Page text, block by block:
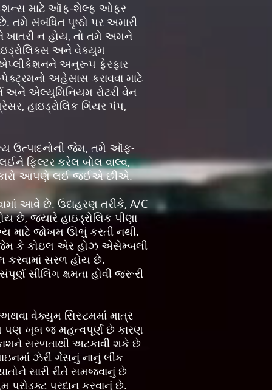
માટે ઑફ-શેલ્ફ ઓફર
તમે સંબંધિત પૃષ્ઠો પર અમારી
ખાતરી ન હોય, તો તમે અમને
અને વેક્યુમ
એપ્લીકેશનને અનુરૂપ ફેરફાર
અહેસાસ કરાવવા માટે
એલ્યુમિનિયમ રોટરી વેન
હાઇડ્રોલિક ગિયર પંપ,
ઉત્પાદનોની જેમ, તમે ઑફ-
ફિલ્ટર કરેલ બોલ વાલ્વ,
આપણે લઈ જઈએ છીએ.
આવે છે. ઉદાહરણ તરીકે, A/C
છે, જ્યારે હાઇડ્રોલિક પીણા
માટે જોખમ ઊભું કરતી નથી.
જેમ કે કોઇલ એર હોઝ એસેમ્બલી
સરળ હોય છે.
સીલિંગ ક્ષમતા હોવી જરૂરી
વેક્યુમ સિસ્ટમમાં માત્ર
પણ ખૂબ જ મહત્વપૂર્ણ છે કારણ
સરળતાથી અટકાવી શકે છે
ઝેરી ગેસનું નાનું લીક
સારી રીતે સમજવાનું છે
પ્રદાન કરવાનું છે.